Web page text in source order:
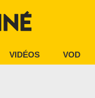
VIDÉOS VOD